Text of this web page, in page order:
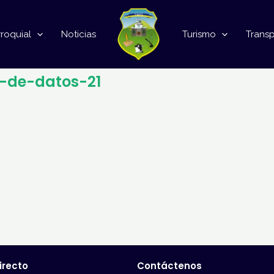
Noticias Turismo
de-datos-21
Contáctenos